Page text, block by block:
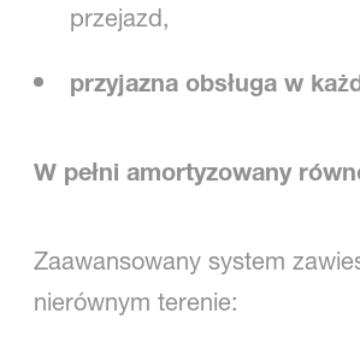
przejazd,
przyjazna obsługa w
W pełni amortyzowany
Zaawansowany system
nierównym terenie: